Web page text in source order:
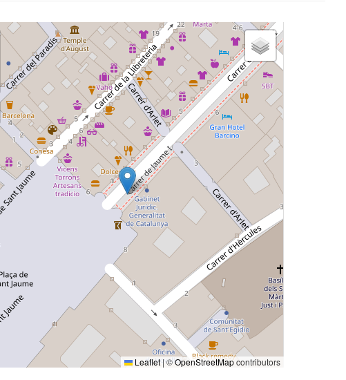
Leaflet|©OpenStreetMapcontributors